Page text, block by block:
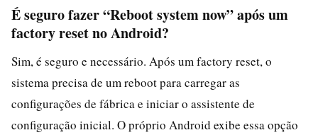
É seguro fazer “Reboot system now” após um
factory reset no Android?
Sim, é seguro e necessário. Após um factory reset, o
sistema precisa de um reboot para carregar as
configurações de fábrica e iniciar o assistente de
configuração inicial. O próprio Android exibe essa opção